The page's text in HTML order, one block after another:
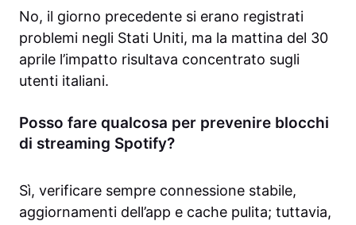
No, il giorno precedente si erano registrati
problemi negli Stati Uniti, ma la mattina del 30
aprile l’impatto risultava concentrato sugli
utenti italiani.
Posso fare qualcosa per prevenire blocchi
di streaming Spotify?
Sì, verificare sempre connessione stabile,
aggiornamenti dell’app e cache pulita; tuttavia,